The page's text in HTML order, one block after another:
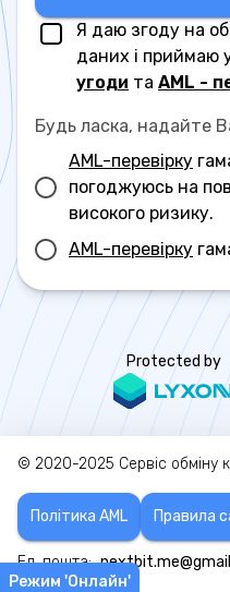
Я даю згоду на
даних і приймаю
угоди та AML -
Будь ласка, надайте
AML-перевірку
погоджуюсь на
високого ризику.
AML-перевірку
Protected by
© 2020-2025 Сервіс обміну
Політика AML Правила
Ел. пошта:
Режим 'Онлайн'